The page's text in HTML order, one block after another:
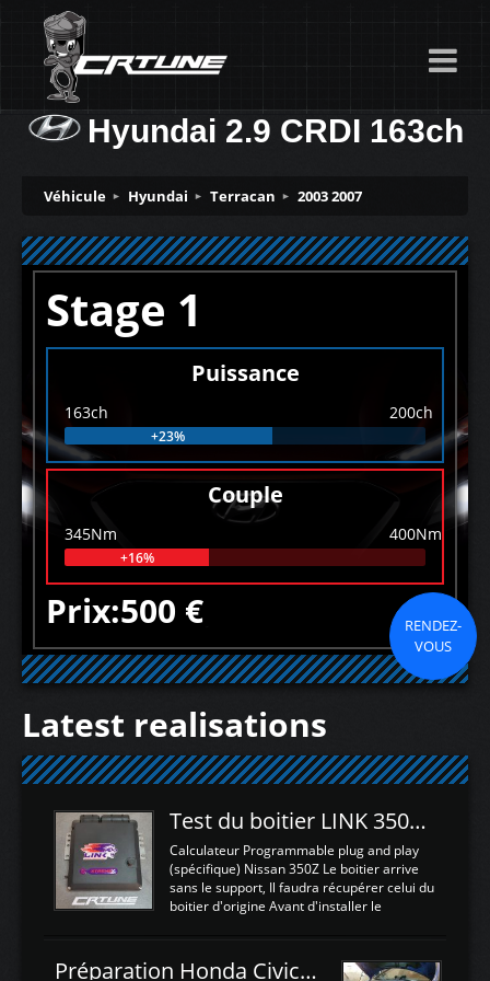
Hyundai 2.9 CRDI 163ch
Véhicule Hyundai Terracan 2003 2007
Stage 1
Puissance
163ch 200ch
+23%
Couple
345Nm 400Nm
+16%
Prix:500 €
RENDEZ-
VOUS
Latest realisations
Test du boitier LINK 350Z Plugin ECU
Calculateur Programmable plug and play
(spécifique) Nissan 350Z Le boitier arrive
sans le support, Il faudra récupérer celui du
boitier d'origine Avant d'installer le
d'envoyer l'information de la large bande
Préparation Honda Civic Type R FK2